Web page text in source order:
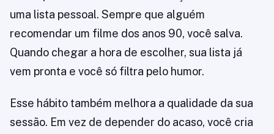
uma lista pessoal. Sempre que alguém
recomendar um filme dos anos 90, você salva.
Quando chegar a hora de escolher, sua lista já
vem pronta e você só filtra pelo humor.
Esse hábito também melhora a qualidade da sua
sessão. Em vez de depender do acaso, você cria